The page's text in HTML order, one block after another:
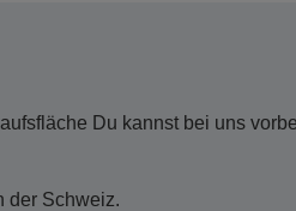
Du kannst bei uns
der Schweiz.